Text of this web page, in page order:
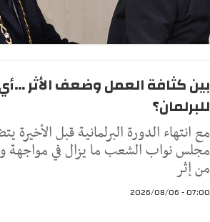
بين كثافة العمل وضعف الأثر
للبرلمان؟
مع انتهاء الدورة البرلمانية قبل الأخيرة
مجلس نواب الشعب ما يزال في مواجهة
من إثر
07:00 - 2026/08/06